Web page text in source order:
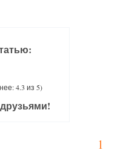
1
4.3 из 5)